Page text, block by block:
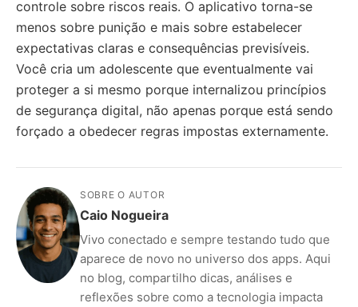
controle sobre riscos reais. O aplicativo torna-se
menos sobre punição e mais sobre estabelecer
expectativas claras e consequências previsíveis.
Você cria um adolescente que eventualmente vai
proteger a si mesmo porque internalizou princípios
de segurança digital, não apenas porque está sendo
forçado a obedecer regras impostas externamente.
SOBRE O AUTOR
Caio Nogueira
Vivo conectado e sempre testando tudo que
aparece de novo no universo dos apps. Aqui
no blog, compartilho dicas, análises e
reflexões sobre como a tecnologia impacta